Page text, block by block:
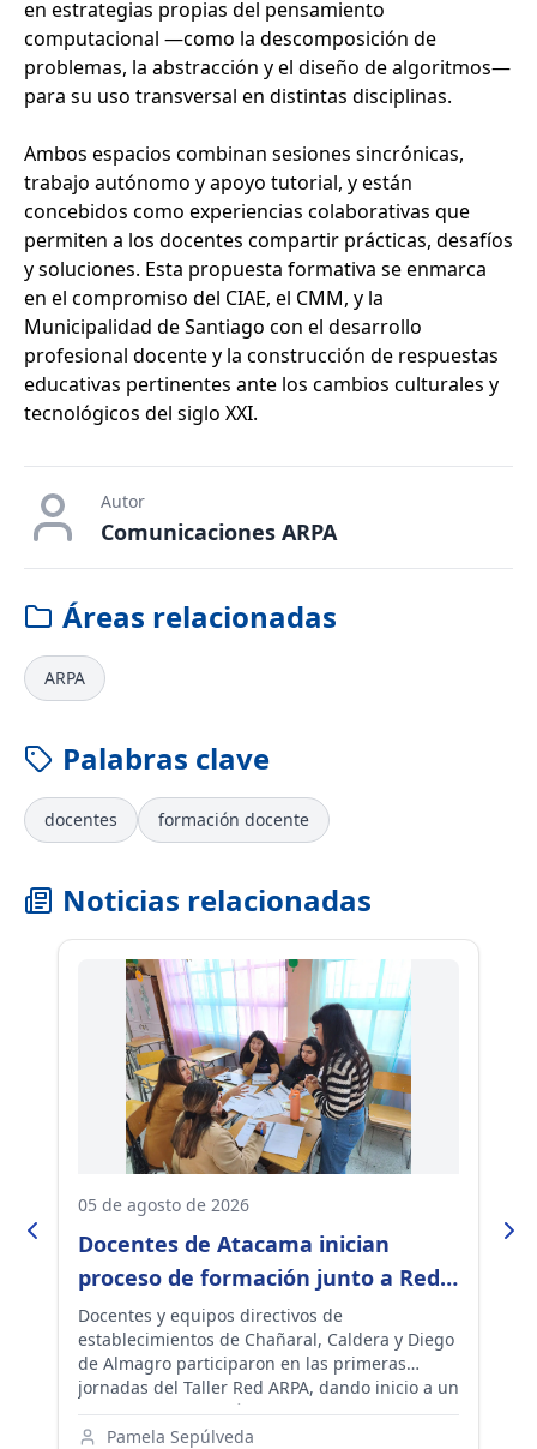
en estrategias propias del pensamiento
computacional —como la descomposición de
problemas, la abstracción y el diseño de algoritmos—
para su uso transversal en distintas disciplinas.
Ambos espacios combinan sesiones sincrónicas,
trabajo autónomo y apoyo tutorial, y están
concebidos como experiencias colaborativas que
permiten a los docentes compartir prácticas, desafíos
y soluciones. Esta propuesta formativa se enmarca
en el compromiso del CIAE, el CMM, y la
Municipalidad de Santiago con el desarrollo
profesional docente y la construcción de respuestas
educativas pertinentes ante los cambios culturales y
tecnológicos del siglo XXI.
Autor
Comunicaciones ARPA
Áreas relacionadas
ARPA
Palabras clave
docentes formación docente
Noticias relacionadas
05 de agosto de 2026
Docentes de Atacama inician
proceso de formación junto a Red
ARPA para fortalecer el aprendizaje
en sus aulas
Docentes y equipos directivos de
establecimientos de Chañaral, Caldera y Diego
de Almagro participaron en las primeras
jornadas del Taller Red ARPA, dando inicio a un
proceso de formación que, durante los
próximos dos años, acompañará la
Pamela Sepúlveda